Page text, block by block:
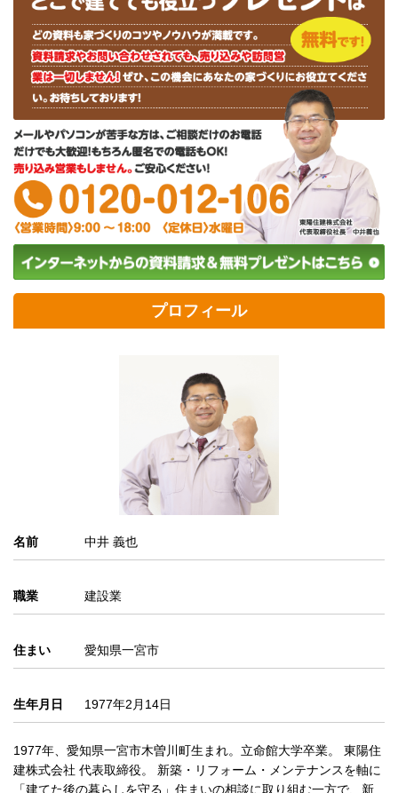
プロフィール
名前 中井 義也
職業 建設業
住まい 愛知県一宮市
生年月日 1977年2月14日
1977年、愛知県一宮市木曽川町生まれ。立命館大学卒業。 東陽住
建株式会社 代表取締役。 新築・リフォーム・メンテナンスを軸に
「建てた後の暮らしを守る」住まいの相談に取り組む一方で、新